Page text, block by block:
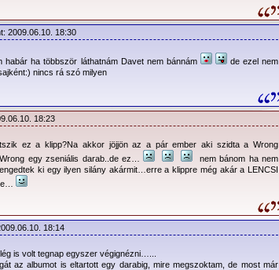
2009.06.10. 18:30
habár ha többször láthatnám Davet nem bánnám
de ezel nem
nincs rá szó milyen
18:23
ez a klipp?Na akkor jöjjön az a pár ember aki szidta a Wrong
egy zseniális darab..de ez…
nem bánom ha nem
ki egy ilyen silány akármit…erre a klippre még akár a LENCSI
18:14
is volt tegnap egyszer végignézni…...
az albumot is eltartott egy darabig, mire megszoktam, de most már